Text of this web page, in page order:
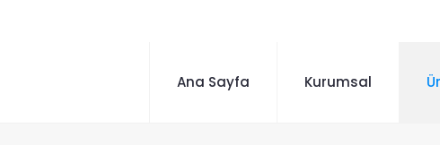
Ana Sayfa Kurumsal